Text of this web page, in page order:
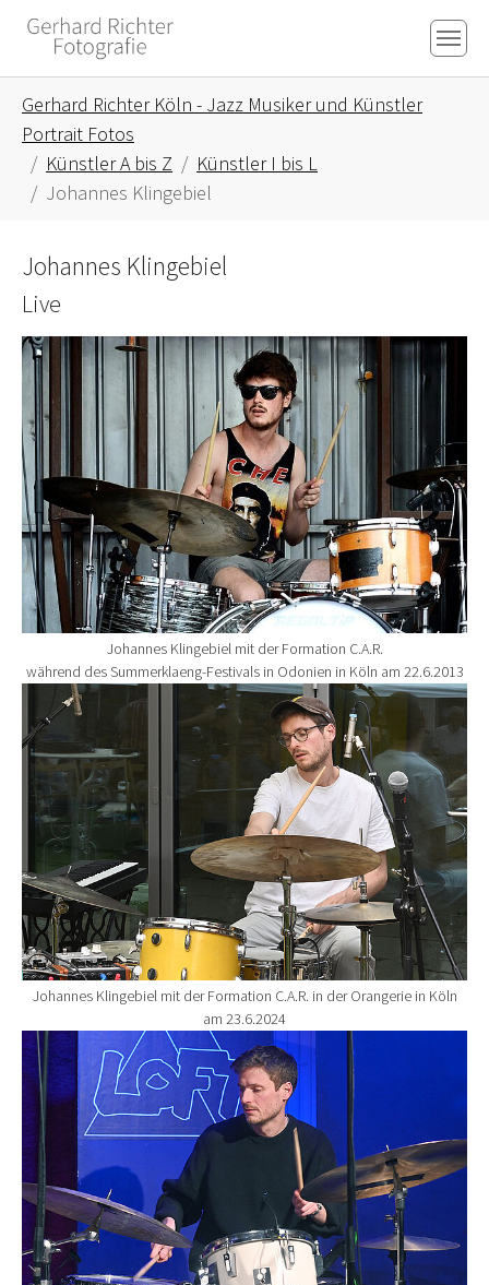
Skip to main content
Skip to page footer
Gerhard Richter Köln - Jazz Musiker und Künstler
Portrait Fotos
Künstler A bis Z
Künstler I bis L
Johannes Klingebiel
Johannes Klingebiel
Live
Show larger version for:
Johannes Klingebiel mit der Formation C.A.R.
während des Summerklaeng-Festivals in Odonien in Köln am 22.6.2013
Show larger version for:
Johannes Klingebiel mit der Formation C.A.R. in der Orangerie in Köln
am 23.6.2024
Show larger version for: